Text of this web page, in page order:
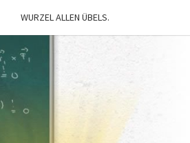
WURZEL ALLEN ÜBELS.